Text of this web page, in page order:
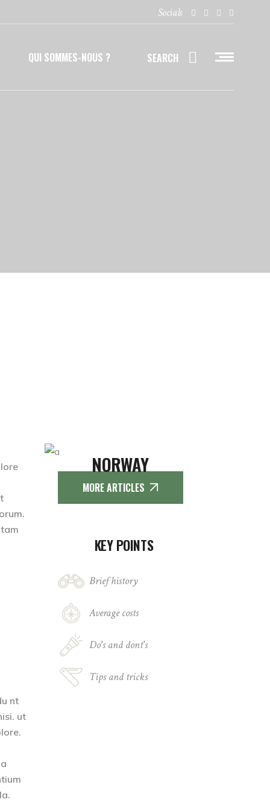
Socials
QUI SOMMES-NOUS ? SEARCH
nt
ut
NORWAY
MORE ARTICLES
KEY POINTS
Brief history
Average costs
Do's and dont's
Tips and tricks